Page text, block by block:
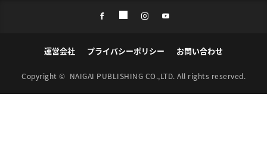
運営会社 プライバシーポリシー お問い合わせ
Copyright © NAIGAI PUBLISHING CO.,LTD. All rights reserved.